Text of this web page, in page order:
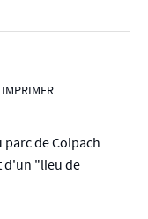
FENÊTRE
FENÊTRE
IMPRIMER
de Colpach
d'un "lieu de